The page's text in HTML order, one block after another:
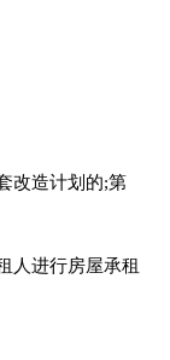
改造计划的;第
人进行房屋承租